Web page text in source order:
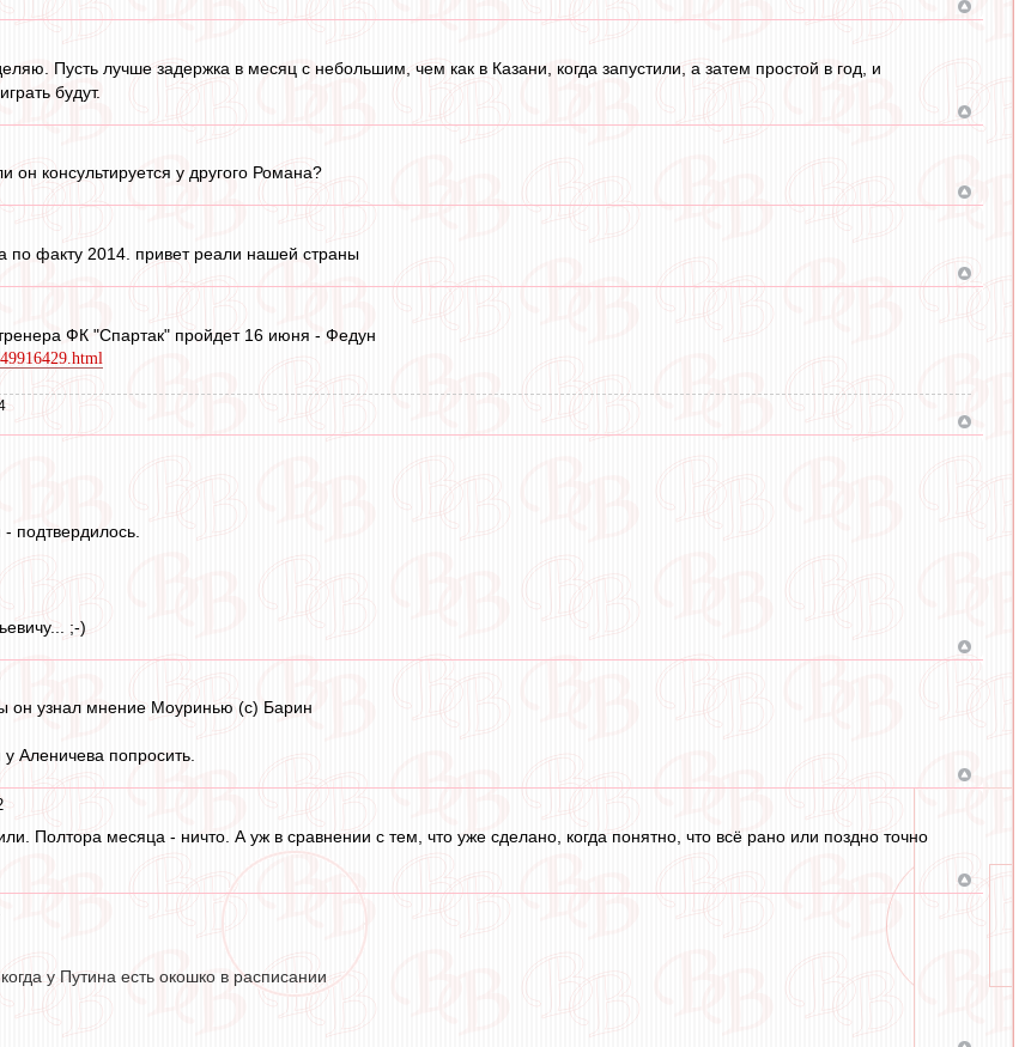
Пусть лучше задержка в месяц с небольшим, чем как в Казани, когда запустили, а затем простой в год, и
будут.
он консультируется у другого Романа?
по факту 2014. привет реали нашей страны
ФК "Спартак" пройдет 16 июня - Федун
подтвердилось.
;-)
он узнал мнение Моуринью (с) Барин
Аленичева попросить.
Полтора месяца - ничто. А уж в сравнении с тем, что уже сделано, когда понятно, что всё рано или поздно точно
у Путина есть окошко в расписании